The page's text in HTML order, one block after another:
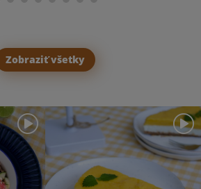
Zobraziť všetky